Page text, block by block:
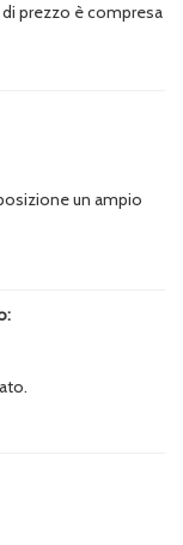
di prezzo è compresa
un ampio